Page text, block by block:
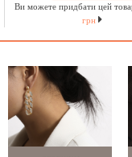
Ви можете придбати цей
грн